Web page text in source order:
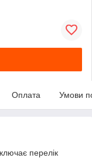
Оплата Умови
перелік